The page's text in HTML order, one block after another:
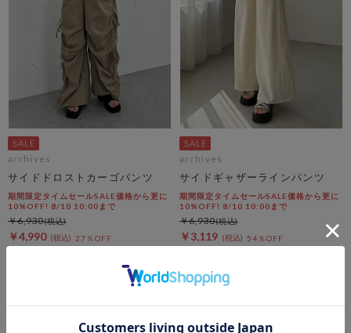
archives
サイドドロストカーゴパンツ
期間限定タイムセールSALE価格から更に
10%OFF! 8/10 10:00まで
￥4,990 27％OFF
￥6,930
archives
サイドギャザーラインパンツ
期間限定タイムセールSALE価格から更に
10%OFF! 8/10 10:00まで
￥3,119 54％OFF
￥6,930